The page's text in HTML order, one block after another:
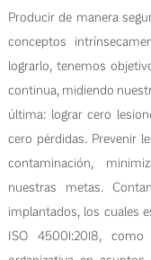
Producir de manera
conceptos
lograrlo, tenemos
continua, midiendo
última: lograr cero
cero pérdidas. Prevenir
contaminación,
nuestras metas.
implantados, los cuales
ISO 45001:2018,